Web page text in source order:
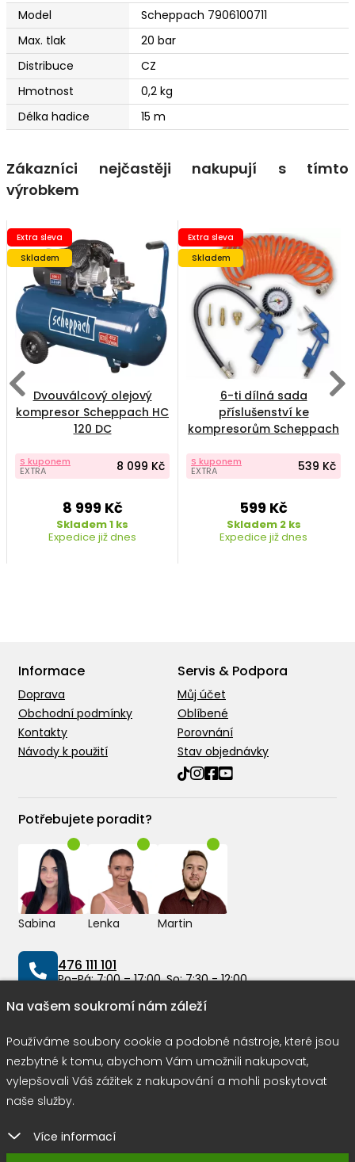
Model
Scheppach 7906100711
Max. tlak
20 bar
Distribuce
CZ
Hmotnost
0,2 kg
Délka hadice
15 m
Zákazníci nejčastěji nakupují s tímto
výrobkem
Extra sleva
Skladem
Dvouválcový olejový
kompresor Scheppach HC
120 DC
S kuponem
EXTRA 8 099 Kč
8 999 Kč
Skladem 1 ks
Expedice již dnes
Extra sleva
Skladem
6-ti dílná sada
příslušenství ke
kompresorům Scheppach
S kuponem
EXTRA 539 Kč
599 Kč
Skladem 2 ks
Expedice již dnes
Informace
Doprava
Obchodní podmínky
Kontakty
Návody k použití
Servis & Podpora
Můj účet
Oblíbené
Porovnání
Stav objednávky
Potřebujete poradit?
Sabina Lenka Martin
476 111 101
Po-Pá: 7:00 – 17:00, So: 7:30 - 12:00
Možnosti dopravy
Rychlá a bezpečná platba
Na vašem soukromí nám záleží
Používáme soubory cookie a podobné nástroje, které jsou
nezbytné k tomu, abychom Vám umožnili nakupovat,
vylepšovali Váš zážitek z nakupování a mohli poskytovat
naše služby.
Více informací